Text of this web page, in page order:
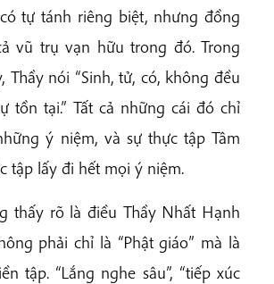
tự tánh riêng biệt, nhưng đồng
vũ trụ vạn hữu trong đó. Trong
Thầy nói “Sinh, tử, có, không đều
tồn tại.” Tất cả những cái đó chỉ
ý niệm, và sự thực tập Tâm
tập lấy đi hết mọi ý niệm.
thấy rõ là điều Thầy Nhất Hạnh
phải chỉ là “Phật giáo” mà là
tập. “Lắng nghe sâu”, “tiếp xúc